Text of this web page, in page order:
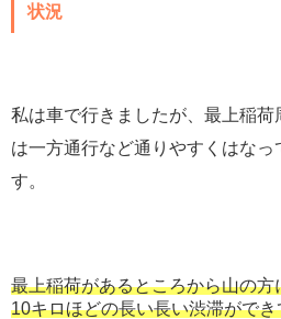
状況
私は車で行きましたが、最上稲荷
は一方通行など通りやすくはなっ
す。
最上稲荷があるところから山の
10キロほどの長い長い渋滞がで